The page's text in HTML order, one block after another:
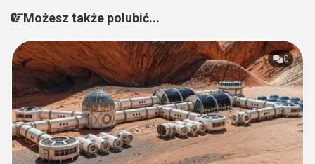
Możesz także polubić...
0